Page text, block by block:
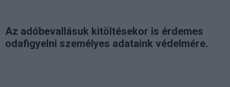
Az adóbevallásuk kitöltésekor is érdemes
odafigyelni személyes adataink védelmére.